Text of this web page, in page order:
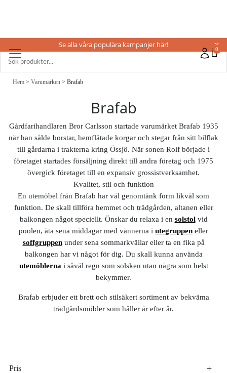
0
Se alla våra populära kampanjer här! X
Hem > Varumärken > Brafab
Brafab
Gårdfarihandlaren Bror Carlsson startade varumärket Brafab 1935
när han sålde borstar, hemflätade korgar och stegar från sitt bilflak
till gårdarna i trakterna kring Össjö. När sonen Rolf började i
företaget startades försäljning direkt till andra företag och 1975
övergick företaget till en expansiv grossistverksamhet.
Kvalitet, stil och funktion
En utemöbel från Brafab har väl genomtänk form likväl som
funktion. De skall tillföra hemmet och trädgården, altanen eller
balkongen något speciellt. Önskar du relaxa i en solstolvid
poolen, äta sena middagar med vännerna i utegruppen eller
soffgruppenunder sena sommarkvällar eller ta en fika på
balkongen har vi något för dig. Du skall kunna använda
utemöblerna i såväl regn som solsken utan några som helst
bekymmer.
Brafab erbjuder ett brett och stilsäkert sortiment av bekväma
trädgårdsmöbler som håller år efter år.
Pris